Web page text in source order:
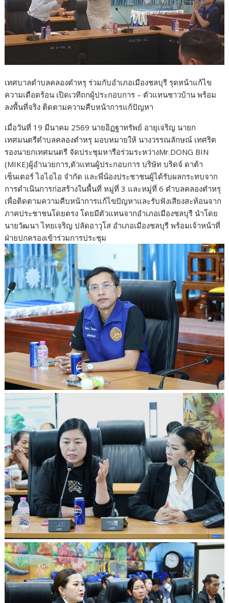
เทศบาลตำบลคลองตำหรุ ร่วมกับอำเภอเมืองชลบุรี รุดหน้าแก้ไข
ความเดือดร้อน เปิดเวทีถกผู้ประกอบการ – ตัวแทนชาวบ้าน พร้อม
ลงพื้นที่จริง ติดตามความคืบหน้าการแก้ปัญหา
เมื่อวันที่ 19 มีนาคม 2569 นายอิฏฐาทรัพย์ อายุเจริญ นายก
เทศมนตรีตำบลคลองตำหรุ มอบหมายให้ นางวรรณลักษณ์ เทศริต
รองนายกเทศมนตรี จัดประชุมหารือร่วมระหว่างMr.DONG BIN
(MIKE)ผู้อำนวยการ,ตัวแทนผู้ประกอบการ บริษัท บริดจ์ ดาต้า
เซ็นเตอร์ ไอไอไอ จำกัด และพี่น้องประชาชนผู้ได้รับผลกระทบจาก
การดำเนินการก่อสร้างในพื้นที่ หมู่ที่ 3 และหมู่ที่ 6 ตำบลคลองตำหรุ
เพื่อติดตามความคืบหน้าการแก้ไขปัญหาและรับฟังเสียงสะท้อนจาก
ภาคประชาชนโดยตรง โดยมีตัวแทนจากอำเภอเมืองชลบุรี นำโดย
นายวัฒนา ไทยเจริญ ปลัดอาวุโส อำเภอเมืองชลบุรี พร้อมเจ้าหน้าที่
ฝ่ายปกครองเข้าร่วมการประชุม